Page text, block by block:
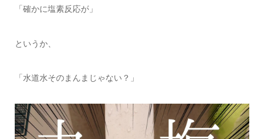
「確かに塩素反応が」
というか、
「水道水そのまんまじゃない？」